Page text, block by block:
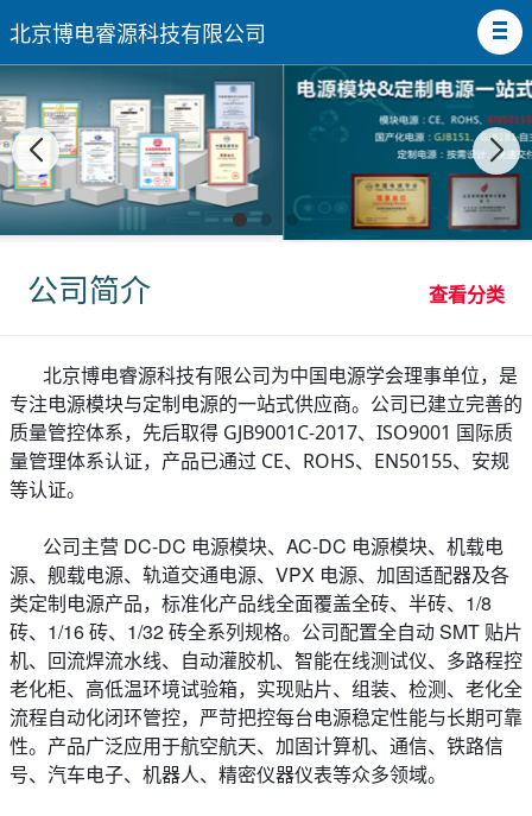
北京博电睿源科技有限公司
查看分类
公司简介
北京博电睿源科技有限公司为中国电源学会理事单位，是
专注电源模块与定制电源的一站式供应商。公司已建立完善的
质量管控体系，先后取得 GJB9001C-2017、ISO9001 国际质
量管理体系认证，产品已通过 CE、ROHS、EN50155、安规
等认证。
公司主营 DC-DC 电源模块、AC-DC 电源模块、机载电
源、舰载电源、轨道交通电源、VPX 电源、加固适配器及各
类定制电源产品，标准化产品线全面覆盖全砖、半砖、1/8
砖、1/16 砖、1/32 砖全系列规格。公司配置全自动 SMT 贴片
机、回流焊流水线、自动灌胶机、智能在线测试仪、多路程控
老化柜、高低温环境试验箱，实现贴片、组装、检测、老化全
流程自动化闭环管控，严苛把控每台电源稳定性能与长期可靠
性。产品广泛应用于航空航天、加固计算机、通信、铁路信
号、汽车电子、机器人、精密仪器仪表等众多领域。